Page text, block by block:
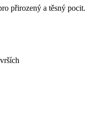
přirozený a těsný pocit.